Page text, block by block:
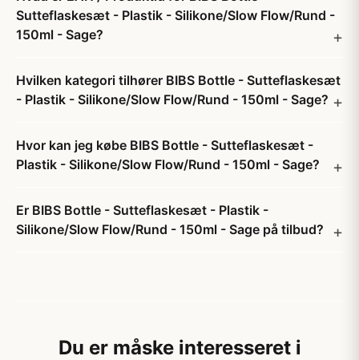
Sutteflaskesæt - Plastik - Silikone/Slow Flow/Rund -
150ml - Sage?
Hvilken kategori tilhører BIBS Bottle - Sutteflaskesæt
- Plastik - Silikone/Slow Flow/Rund - 150ml - Sage?
Hvor kan jeg købe BIBS Bottle - Sutteflaskesæt -
Plastik - Silikone/Slow Flow/Rund - 150ml - Sage?
Er BIBS Bottle - Sutteflaskesæt - Plastik -
Silikone/Slow Flow/Rund - 150ml - Sage på tilbud?
Du er måske interesseret i